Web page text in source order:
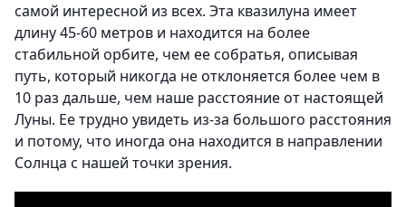
самой интересной из всех. Эта квазилуна имеет
длину 45-60 метров и находится на более
стабильной орбите, чем ее собратья, описывая
путь, который никогда не отклоняется более чем в
10 раз дальше, чем наше расстояние от настоящей
Луны. Ее трудно увидеть из-за большого расстояния
и потому, что иногда она находится в направлении
Солнца с нашей точки зрения.